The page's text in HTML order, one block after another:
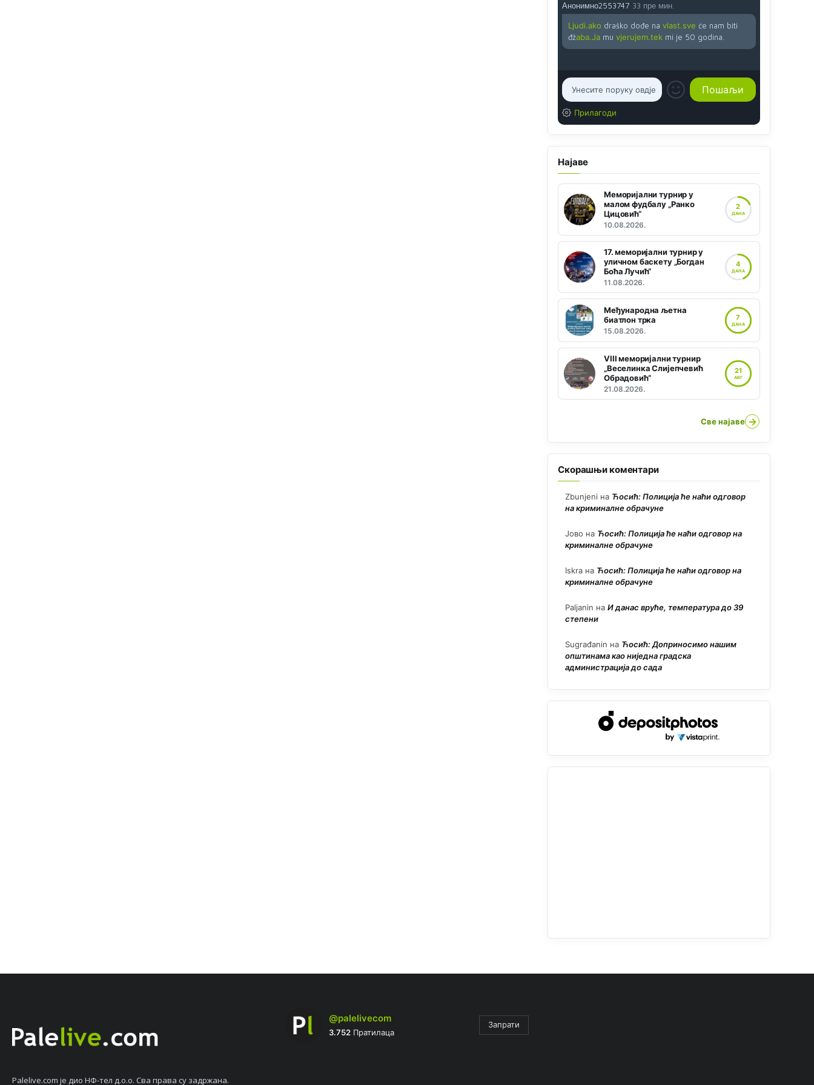
Анонимно2553747 33 пре мин.
Ljudi.ako draško dođe na vlast.sve će nam biti
đžaba.Jamu vjerujem.tek mi je 50 godina.
Прилагоди
Најаве
Меморијални турнир у
малом фудбалу „Ранко
Цицовић“
10.08.2026.
2
ДАНА
17. меморијални турнир у
уличном баскету „Богдан
Боћа Лучић“
11.08.2026.
4
ДАНА
Међународна љетна
биатлон трка
15.08.2026.
7
ДАНА
VIII меморијални турнир
„Веселинка Слијепчевић
Обрадовић“
21.08.2026.
21
АВГ
Све најаве →
Скорашњи коментари
Zbunjeni на Ћосић: Полиција ће наћи одговор
на криминалне обрачуне
Јово на Ћосић: Полиција ће наћи одговор на
криминалне обрачуне
Iskra на Ћосић: Полиција ће наћи одговор на
криминалне обрачуне
Paljanin на И данас вруће, температура до 39
степени
Sugrađanin на Ћосић: Доприносимо нашим
општинама као ниједна градска
администрација до сада
Palelive.com јe дио НФ-тeл д.о.о. Сва права су задржана.
@palelivecom
3.752Пратилаца
Запрати